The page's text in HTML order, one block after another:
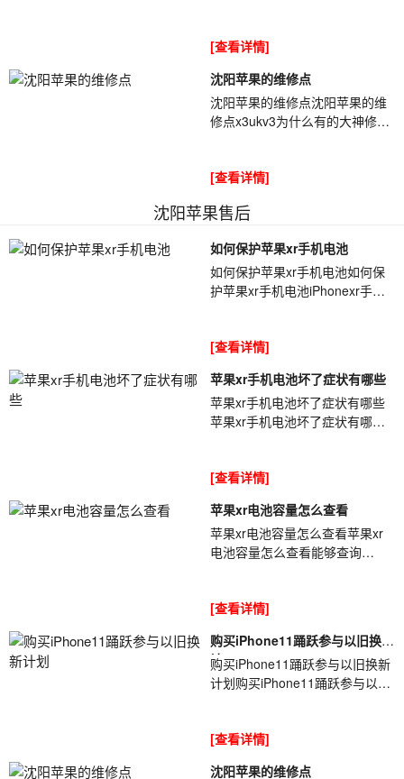
目前有...
[查看详情]
沈阳苹果的维修点
沈阳苹果的维修点沈阳苹果的维
修点x3ukv3为什么有的大神修机
认成了电容，所...
[查看详情]
沈阳苹果售后
如何保护苹果xr手机电池
如何保护苹果xr手机电池如何保
护苹果xr手机电池iPhonexr手机
使用...
[查看详情]
苹果xr手机电池坏了症状有哪些
苹果xr手机电池坏了症状有哪些
苹果xr手机电池坏了症状有哪些
一年半...
[查看详情]
苹果xr电池容量怎么查看
苹果xr电池容量怎么查看苹果xr
电池容量怎么查看能够查询
多种,那么你知...
[查看详情]
购买iPhone11踊跃参与以旧换新
计
购买iPhone11踊跃参与以旧换新
计划购买iPhone11踊跃参与以旧
目前有...
[查看详情]
沈阳苹果的维修点